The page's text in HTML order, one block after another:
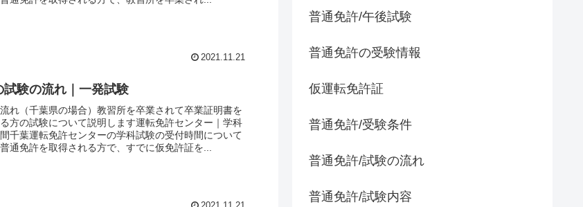
2021.11.21
試験の流れ｜一発試験
れ（千葉県の場合）教習所を卒業されて卒業証明書を
方の試験について説明します運転免許センター｜学科
千葉運転免許センターの学科試験の受付時間について
通免許を取得される方で、すでに仮免許証を...
普通免許/午後試験
普通免許の受験情報
仮運転免許証
普通免許/受験条件
普通免許/試験の流れ
普通免許/試験内容